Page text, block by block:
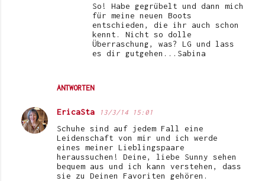
ANTWORTEN
So! Habe gegrübelt und dann mich
für meine neuen Boots
entschieden, die ihr auch schon
kennt. Nicht so dolle
Überraschung, was? LG und lass
es dir gutgehen...Sabina
EricaSta 13/3/14 15:01
Schuhe sind auf jedem Fall eine
Leidenschaft von mir und ich werde
eines meiner Lieblingspaare
heraussuchen! Deine, liebe Sunny sehen
bequem aus und ich kann verstehen, dass
sie zu Deinen Favoriten gehören.